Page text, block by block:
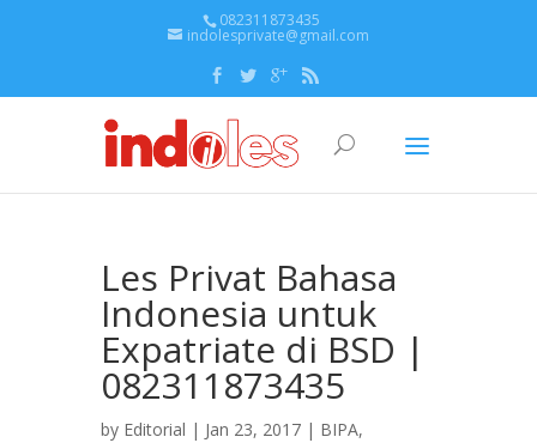
082311873435
indolesprivate@gmail.com
Les Privat Bahasa
Indonesia untuk
Expatriate di BSD |
082311873435
by Editorial | Jan 23, 2017 | BIPA,